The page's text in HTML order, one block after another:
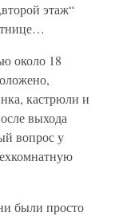
этаж“
около 18
кастрюли и
выхода
вопрос у
были просто